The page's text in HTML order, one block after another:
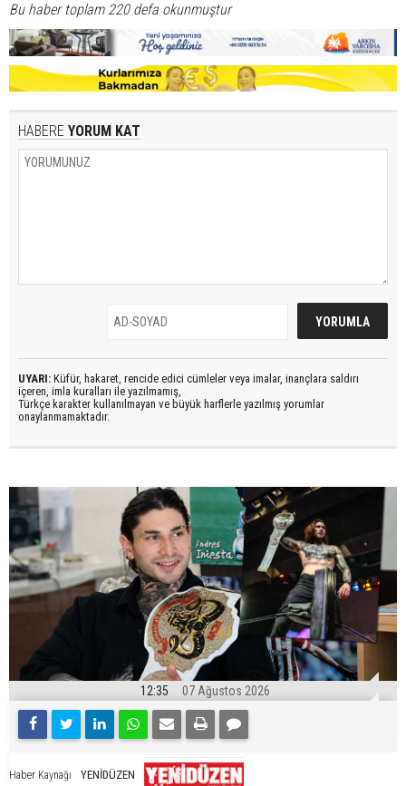
Bu haber toplam 220 defa okunmuştur
HABERE YORUM KAT
UYARI: Küfür, hakaret, rencide edici cümleler veya imalar, inançlara saldırı
içeren, imla kuralları ile yazılmamış,
Türkçe karakter kullanılmayan ve büyük harflerle yazılmış yorumlar
onaylanmamaktadır.
12:35 07 Ağustos 2026
Haber Kaynağı YENİDÜZEN